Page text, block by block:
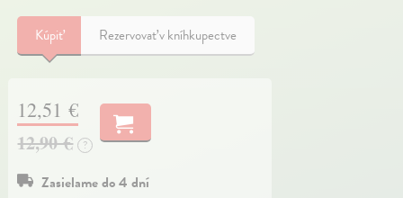
Kúpiť Rezervovať v kníhkupectve
12,51 €
12,90 €
?
Zasielame do 4 dní